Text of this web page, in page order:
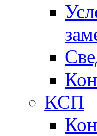
КСП